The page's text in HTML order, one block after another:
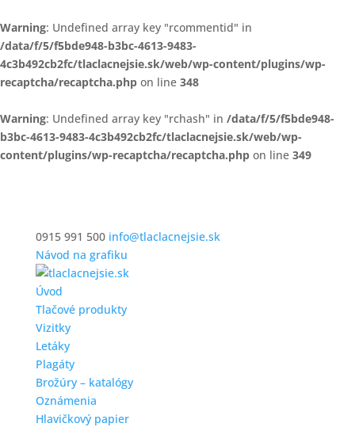
Warning: Undefined array key "rcommentid" in
/data/f/5/f5bde948-b3bc-4613-9483-
4c3b492cb2fc/tlaclacnejsie.sk/web/wp-content/plugins/wp-
recaptcha/recaptcha.php on line 348
Warning: Undefined array key "rchash" in /data/f/5/f5bde948-
b3bc-4613-9483-4c3b492cb2fc/tlaclacnejsie.sk/web/wp-
content/plugins/wp-recaptcha/recaptcha.php on line 349
0915 991 500 info@tlaclacnejsie.sk
Návod na grafiku
Úvod
Tlačové produkty
Vizitky
Letáky
Plagáty
Brožúry – katalógy
Oznámenia
Hlavičkový papier